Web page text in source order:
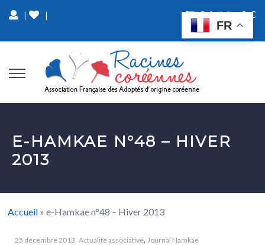
| 0 Article 0 €
|
E-HAMKAE N°48 – HIVER
2013
Accueil »e-Hamkae n°48 – Hiver 2013
25 décembre 2013 Actualité associative, Journal Hamkae
FR